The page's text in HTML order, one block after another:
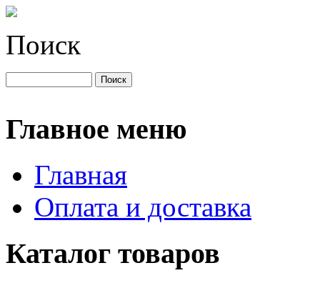
Поиск
Главное меню
Главная
Оплата и доставка
Каталог товаров